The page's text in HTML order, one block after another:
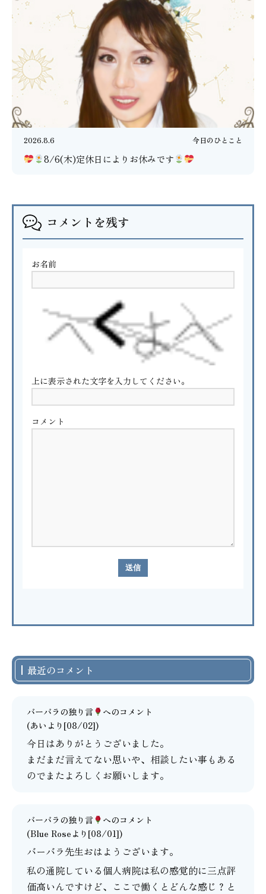
2026.8.6 今日のひとこと
8/6(木)定休日によりお休みです
コメントを残す
お名前
上に表示された文字を入力してください。
コメント
最近のコメント
バーバラの独り言
へのコメント
(あいより[08/02])
今日はありがとうございました。
まだまだ言えてない思いや、相談したい事もある
のでまたよろしくお願いします。
バーバラの独り言
へのコメント
(Blue Roseより[08/01])
バーバラ先生おはようございます。
私の通院している個人病院は私の感覚的に三点評
価高いんですけど、ここで働くとどんな感じ？と